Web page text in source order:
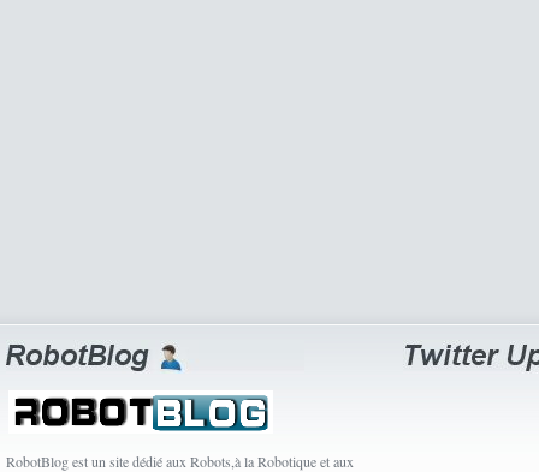
RobotBlog est un site dédié aux Robots,à la Robotique et aux